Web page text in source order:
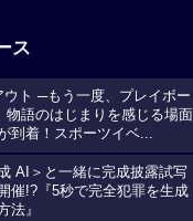
ス
ウト ─もう一度、プレイボー
物語のはじまりを感じる場面
到着！スポーツイベ...
AI＞と一緒に完成披露試写
催!?『5秒で完全犯罪を生成
法』